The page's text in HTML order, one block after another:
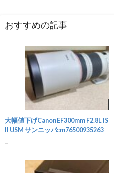
おすすめの記事
大幅値下げCanon EF300mm F2.8L IS
II USM サンニッパ::m76500935263